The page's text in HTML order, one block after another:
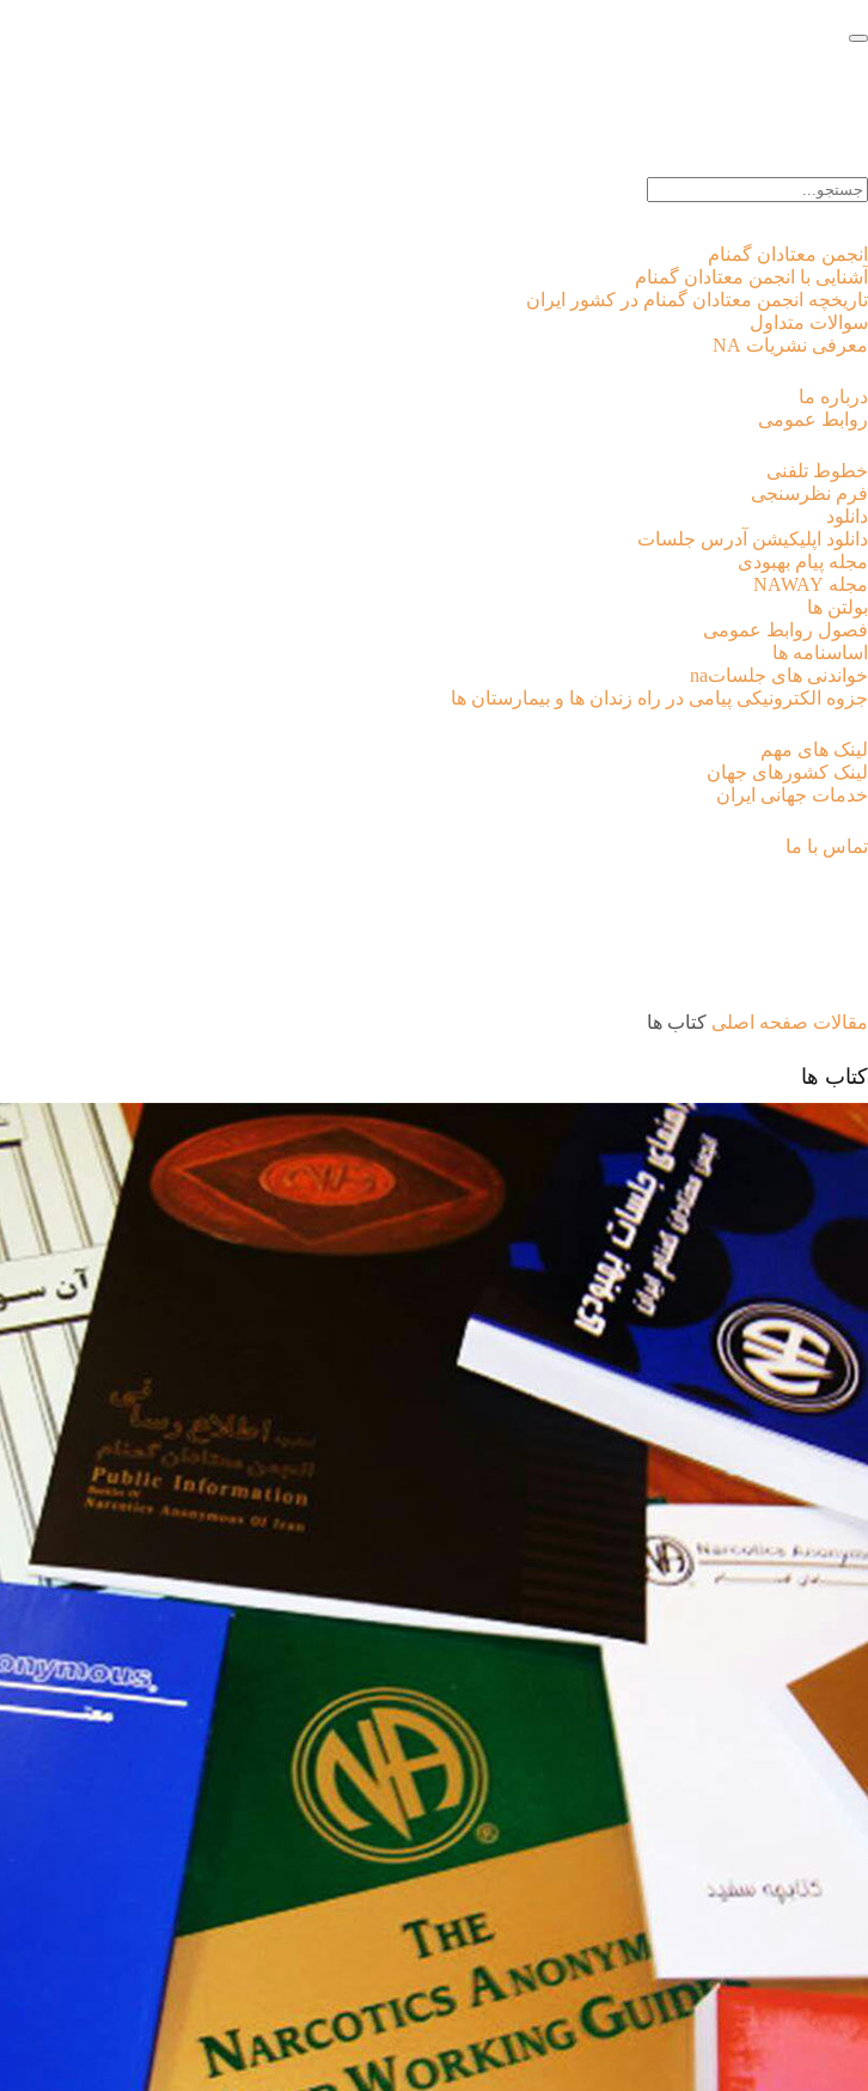
انجمن معتادان گمنام
آشنایی با انجمن معتادان گمنام
تاریخچه انجمن معتادان گمنام در کشور ایران
سوالات متداول
معرفی نشریات NA
درباره ما
روابط عمومی
خطوط تلفنی
فرم نظرسنجی
دانلود
دانلود اپلیکیشن آدرس جلسات
مجله پیام بهبودی
مجله NAWAY
بولتن ها
فصول روابط عمومی
اساسنامه ها
خواندنی های جلساتna
جزوه الکترونیکی پیامی در راه زندان ها و بیمارستان ها
لینک های مهم
لینک کشورهای جهان
خدمات جهانی ایران
تماس با ما
مقالات صفحه اصلی کتاب ها
کتاب ها